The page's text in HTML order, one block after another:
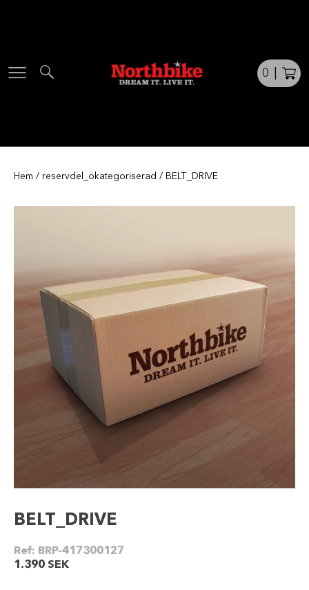
0
Hem / reservdel_okategoriserad / BELT_DRIVE
BELT_DRIVE
Ref: BRP-417300127
1.390 SEK